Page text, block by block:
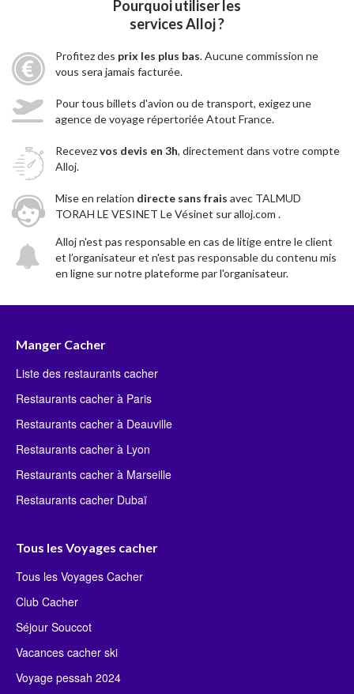
Pourquoi utiliser les
services Alloj ?
Profitez des prix les plus bas. Aucune commission ne
vous sera jamais facturée.
Pour tous billets d'avion ou de transport, exigez une
agence de voyage répertoriée Atout France.
Recevezvos devis en 3h, directement dans votre compte
Alloj.
Mise en relation directe sans frais avec TALMUD
TORAH LE VESINET Le Vésinet sur alloj.com .
Alloj n'est pas responsable en cas de litige entre le client
et l’organisateur et n'est pas responsable du contenu mis
en ligne sur notre plateforme par l'organisateur.
Manger Cacher
Liste des restaurants cacher
Restaurants cacher à Paris
Restaurants cacher à Deauville
Restaurants cacher à Lyon
Restaurants cacher à Marseille
Restaurants cacher Dubaï
Tous les Voyages cacher
Tous les Voyages Cacher
Club Cacher
Séjour Souccot
Vacances cacher ski
Voyage pessah 2024